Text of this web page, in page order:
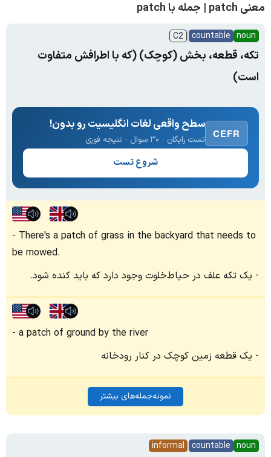
معنی patch | جمله با patch
noun
countable
C2
تکه، قطعه، بخش (کوچک) (که با اطرافش متفاوت
است)
CEFR
سطح واقعی لغات انگلیسیت رو بدون!
تست رایگان · ۳۰ سوال · نتیجه فوری
شروع تست
There's a patch of grass in the backyard that needs to
be mowed.
یک تکه علف در حیاط‌خلوت وجود دارد که باید کنده شود.
a patch of ground by the river
یک قطعه زمین کوچک در کنار رودخانه
نمونه‌جمله‌های بیشتر
noun
countable
informal